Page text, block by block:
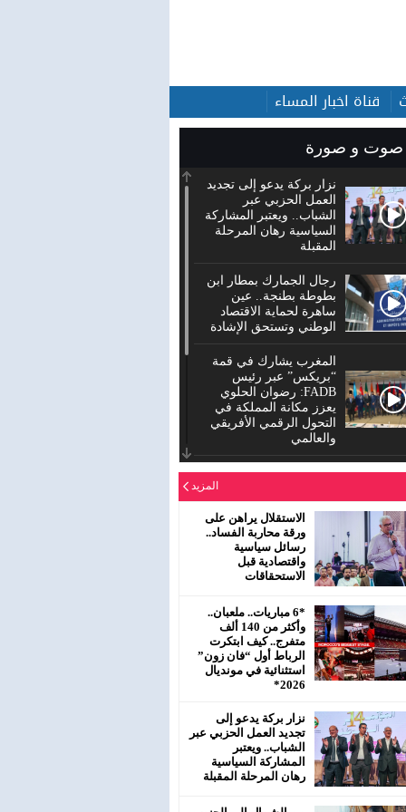
قناة اخبار المساء
صوت و صورة
نزار بركة يدعو إلى تجديد
العمل الحزبي عبر
الشباب.. ويعتبر المشاركة
السياسية رهان المرحلة
المقبلة
رجال الجمارك بمطار ابن
بطوطة بطنجة.. عين
ساهرة لحماية الاقتصاد
الوطني وتستحق الإشادة
المغرب يشارك في قمة
“بريكس” عبر رئيس
FADB: رضوان الحلوي
يعزز مكانة المملكة في
التحول الرقمي الأفريقي
والعالمي
الدورة العادية للمجلس
الإقليمي لحزب الاستقلال
بمفتشية عين الشق
سيدي معروف
رئيس جماعة البروج /
اقليم سطات : لا يحترم
جلالة الملك محمد
المزيد
الاستقلال يراهن على
ورقة محاربة الفساد..
رسائل سياسية
واقتصادية قبل
الاستحقاقات
*6 مباريات.. ملعبان..
وأكثر من 140 ألف
متفرج.. كيف ابتكرت
الرباط أول “فان زون”
استثنائية في مونديال
2026*
نزار بركة يدعو إلى
تجديد العمل الحزبي عبر
الشباب.. ويعتبر
المشاركة السياسية
رهان المرحلة المقبلة